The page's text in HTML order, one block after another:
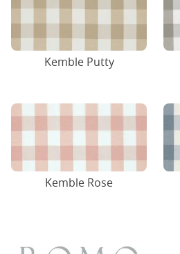
Kemble Putty
Kemble Rose